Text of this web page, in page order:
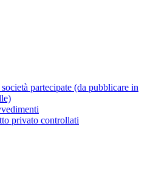
partecipate (da pubblicare in
privato controllati